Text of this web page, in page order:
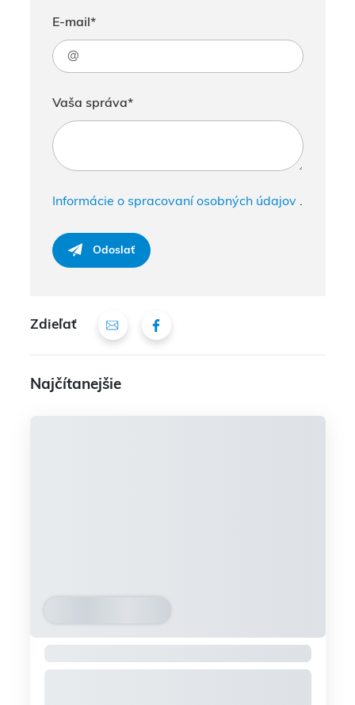
E-mail*
Vaša správa*
Informácie o spracovaní osobných údajov.
Odoslať
Zdieľať
Najčítanejšie